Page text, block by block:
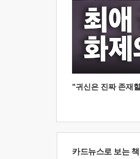
"귀신은 진짜 존재
카드뉴스로 보는 책